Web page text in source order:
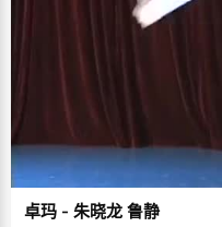
卓玛 - 朱晓龙 鲁静